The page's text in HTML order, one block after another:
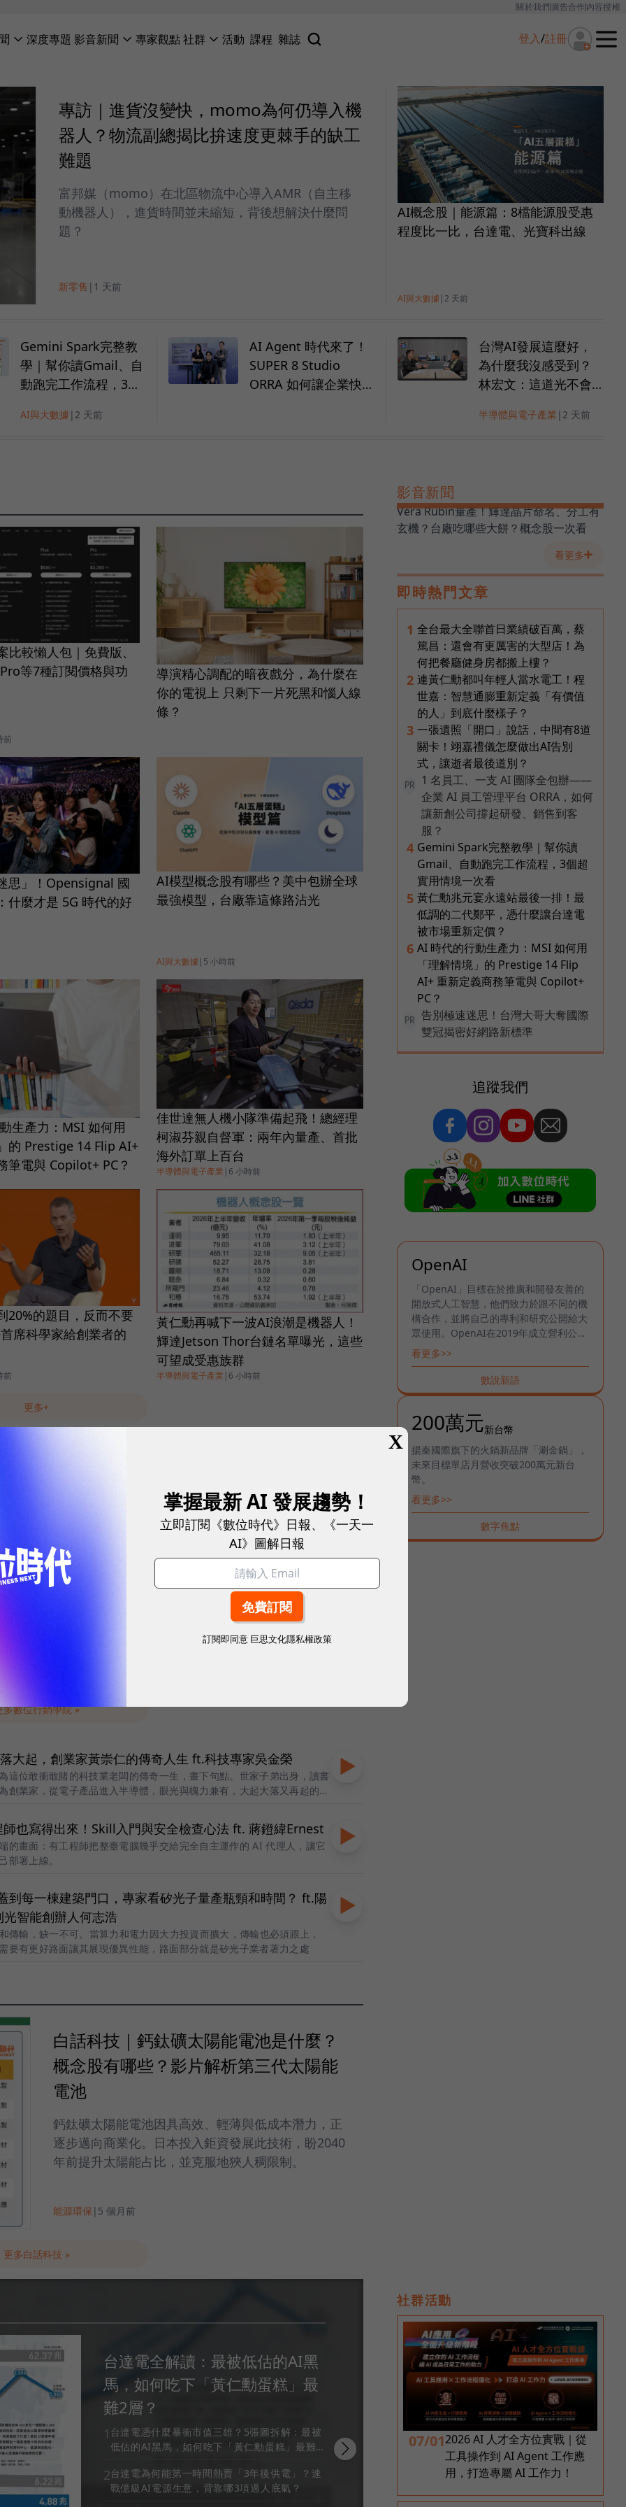
關於我們廣告合作內容授權
深度專題 影音新聞 專家觀點社群 活動 課程 雜誌 登入/註冊
專訪｜進貨沒變快，momo為何仍導入機
器人？物流副總揭比拚速度更棘手的缺工
難題
富邦媒（momo）在北區物流中心導入AMR（自主移
動機器人），進貨時間並未縮短，背後想解決什麼問
題？
新零售 | 1 天前
AI概念股｜能源篇：8檔能源股受惠
程度比一比，台達電、光寶科出線
AI與大數據 |2 天前
Gemini Spark完整教
學｜幫你讀Gmail、自
動跑完工作流程，3個
AI與大數據 | 2 天前
AI Agent 時代來了！
SUPER 8 Studio
ORRA 如何讓企業快速
台灣AI發展這麼好，
為什麼我沒感受到？
林宏文：這道光不會
己走進去
半導體與電子產業 | 2 天前
比較懶人包｜免費版、
等7種訂閱價格與功
前
導演精心調配的暗夜戲分，為什麼在
你的電視上 只剩下一片死黑和惱人線
條？
思」！Opensignal 國
什麼才是 5G 時代的好
AI模型概念股有哪些？美中包辦全球
最強模型，台廠靠這條路沾光
AI與大數據 | 5 小時前
生產力：MSI 如何用
的 Prestige 14 Flip AI+
筆電與 Copilot+ PC？
佳世達無人機小隊準備起飛！總經理
柯淑芬親自督軍：兩年內量產、首批
海外訂單上百台
半導體與電子產業 | 6 小時前
20%的題目，反而不要
席科學家給創業者的
前
黃仁勳再喊下一波AI浪潮是機器人！
輝達Jetson Thor台鏈名單曝光，這些
可望成受惠族群
半導體與電子產業 | 6 小時前
更多+
9/22 主管必修AI管理課｜降本增
效團隊工作流
多數位行銷學院 »
大起，創業家黃崇仁的傳奇人生 ft.科技專家吳金榮
這位敢衝敢賭的科技業老闆的傳奇一生，畫下句點。世家子弟出身，讀書
創業家，從電子產品進入半導體，眼光與魄力兼有，大起大落又再起的過
也寫得出來！Skill入門與安全檢查心法 ft. 蔣鐙緯Ernest
的畫面：有工程師把整臺電腦幾乎交給完全自主運作的 AI 代理人，讓它
部署上線。
到每一棟建築門口，專家看矽光子量產瓶頸和時間？ ft.陽
智能創辦人何志浩
傳輸，缺一不可。當算力和電力因大力投資而擴大，傳輸也必須跟上，
要有更好路面讓其展現優異性能，路面部分就是矽光子業者著力之處
白話科技｜鈣鈦礦太陽能電池是什麼？
概念股有哪些？影片解析第三代太陽能
電池
鈣鈦礦太陽能電池因具高效、輕薄與低成本潛力，正
逐步邁向商業化。日本投入鉅資發展此技術，盼2040
年前提升太陽能占比，並克服地狹人稠限制。
能源環保 | 5 個月前
更多白話科技 »
台達電全解讀：最被低估的AI黑
馬，如何吃下「黃仁勳蛋糕」最
難2層？
1 台達電憑什麼暴衝市值三雄？5張圖拆解：最被
低估的AI黑馬，如何吃下「黃仁勳蛋糕」最難2
2台達電為何能第一時間熱賣「3年後供電」？速
戰億級AI電源生意，背靠哪3項過人底氣？
深度專題
影音新聞
Vera Rubin量產！輝達晶片命名、分工有
玄機？台廠吃哪些大餅？概念股一次看
看更多
即時熱門文章
1 全台最大全聯首日業績破百萬，蔡
篤昌：還會有更厲害的大型店！為
何把餐廳健身房都搬上樓？
2 連黃仁勳都叫年輕人當水電工！程
世嘉：智慧通膨重新定義「有價值
的人」到底什麼樣子？
3 一張遺照「開口」說話，中間有8道
關卡！翊嘉禮儀怎麼做出AI告別
式，讓逝者最後道別？
PR
1 名員工、一支 AI 團隊全包辦——
企業 AI 員工管理平台 ORRA，如何
讓新創公司撐起研發、銷售到客
服？
4 Gemini Spark完整教學｜幫你讀
Gmail、自動跑完工作流程，3個超
實用情境一次看
5 黃仁勳兆元宴永遠站最後一排！最
低調的二代鄭平，憑什麼讓台達電
被市場重新定價？
6 AI 時代的行動生產力：MSI 如何用
「理解情境」的 Prestige 14 Flip
AI+ 重新定義商務筆電與 Copilot+
PC？
PR
告別極速迷思！台灣大哥大奪國際
雙冠揭密好網路新標準
追蹤我們
OpenAI
「OpenAI」目標在於推廣和開發友善的
開放式人工智慧，他們致力於跟不同的機
構合作，並將自己的專利和研究公開給大
眾使用。OpenAI在2019年成立營利公
司，至今與微軟敲定上百億美元的投資，
人們擔憂商業化的作法可能導致AI發展覆
水難收，不過執行長奧特曼認為，正確的
作法就是開放人們參與、探索這些系統，
看更多>>
數說新語
200萬元新台幣
揚秦國際旗下的火鍋新品牌「涮金鍋」，
未來目標單店月營收突破200萬元新台
幣。
看更多>>
數字焦點
社群活動
07/012026 AI 人才全方位實戰｜從
工具操作到 AI Agent 工作應
用，打造專屬 AI 工作力！
X
掌握最新 AI 發展趨勢！
立即訂閱《數位時代》日報、《一天一
AI》圖解日報
訂閱即同意 巨思文化隱私權政策